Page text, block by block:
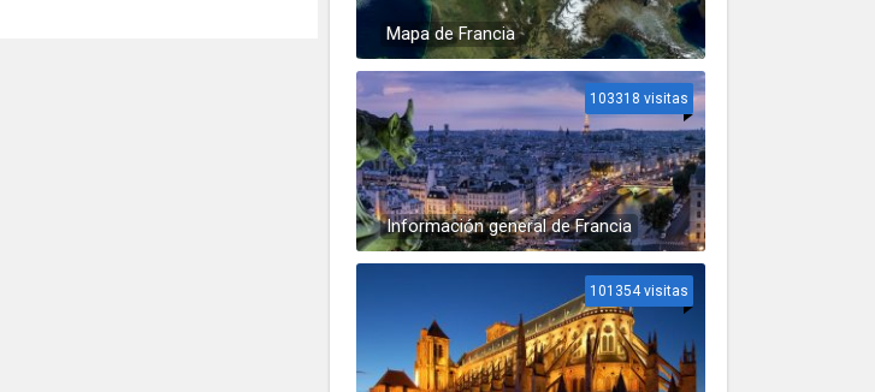
Mapa de Francia
Información general de Francia
103318 visitas
101354 visitas